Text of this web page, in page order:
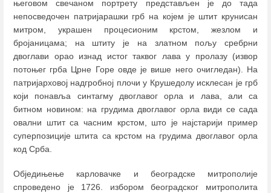
његовом свечаном портрету представљен је до тада
непосведочен патријарашки грб на којем је штит крунисан
митром, украшен процесионим крстом, жезлом и
бројаницама; на штиту је на златном пољу сребрни
двоглави орао изнад истог таквог лава у пролазу (извор
потоњег грба Црне Горе овде је више него очигледан). На
патријарховој надгробној плочи у Крушедолу исклесан је грб
који понавља синтагму двоглавог орла и лава, али са
битном новином: на грудима двоглавог орла види се сада
овални штит са часним крстом, што је најстарији пример
суперпозиције штита са крстом на грудима двоглавог орла
код Срба.
Обједињење карловачке и београдске митрополије
спроведено је 1726. избором београдског митрополита